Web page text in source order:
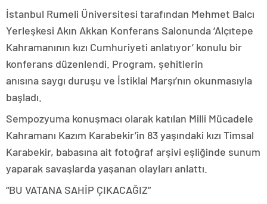
İstanbul Rumeli Üniversitesi tarafından Mehmet Balcı
Yerleşkesi Akın Akkan Konferans Salonunda ‘Alçıtepe
Kahramanının kızı Cumhuriyeti anlatıyor’ konulu bir
konferans düzenlendi. Program, şehitlerin
anısına saygı duruşu ve İstiklal Marşı’nın okunmasıyla
başladı.
Sempozyuma konuşmacı olarak katılan Milli Mücadele
Kahramanı Kazım Karabekir’in 83 yaşındaki kızı Timsal
Karabekir, babasına ait fotoğraf arşivi eşliğinde sunum
yaparak savaşlarda yaşanan olayları anlattı.
“BU VATANA SAHİP ÇIKACAĞIZ”